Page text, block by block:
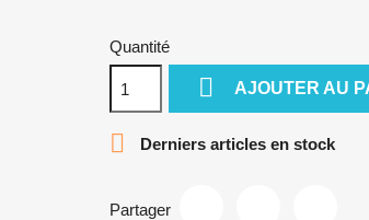
Quantité
 AJOUTER AU
 Derniers articles en stock
Partager